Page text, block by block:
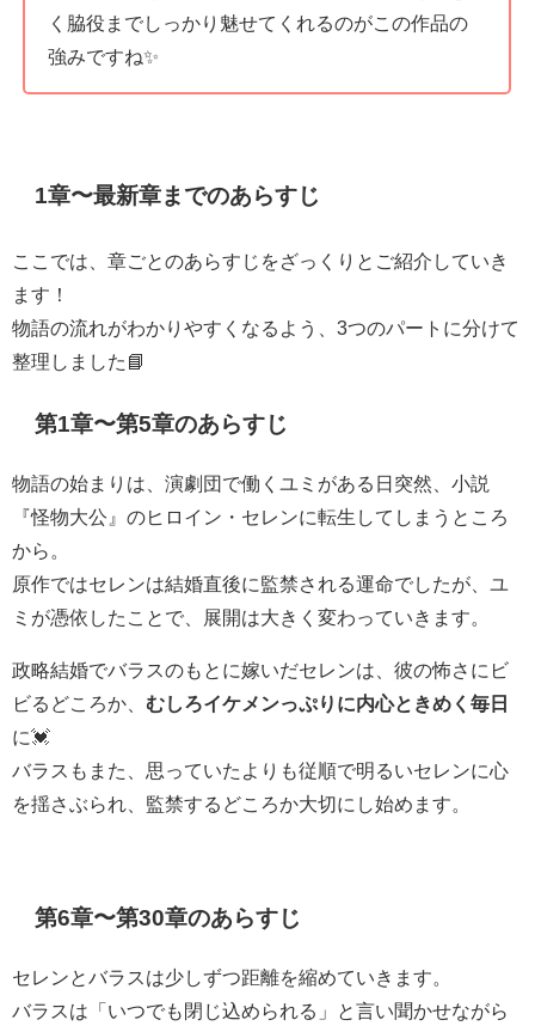
く脇役までしっかり魅せてくれるのがこの作品の
強みですね✨
1章〜最新章までのあらすじ
ここでは、章ごとのあらすじをざっくりとご紹介していき
ます！
物語の流れがわかりやすくなるよう、3つのパートに分けて
整理しました📘
第1章〜第5章のあらすじ
物語の始まりは、演劇団で働くユミがある日突然、小説
『怪物大公』のヒロイン・セレンに転生してしまうところ
から。
原作ではセレンは結婚直後に監禁される運命でしたが、ユ
ミが憑依したことで、展開は大きく変わっていきます。
政略結婚でバラスのもとに嫁いだセレンは、彼の怖さにビ
ビるどころか、 むしろイケメンっぷりに内心ときめく毎日
に💓
バラスもまた、思っていたよりも従順で明るいセレンに心
を揺さぶられ、監禁するどころか大切にし始めます。
第6章〜第30章のあらすじ
セレンとバラスは少しずつ距離を縮めていきます。
バラスは「いつでも閉じ込められる」と言い聞かせながら